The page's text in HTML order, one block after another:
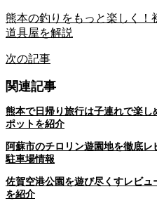
熊本の釣りをもっと楽しく！
道具屋を解説
次の記事
関連記事
熊本で日帰り旅行は子連れで楽
ポットを紹介
阿蘇市のチロリン遊園地を徹底
駐車場情報
佐賀空港公園を遊び尽くすレビ
を紹介